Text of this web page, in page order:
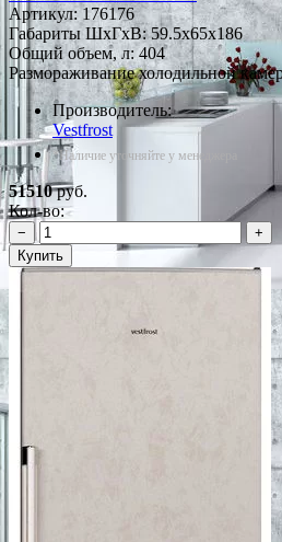
Артикул: 176176
Габариты ШxГxВ: 59.5x65x186
Общий объем, л: 404
Размораживание холодильной
Производитель:
Vestfrost
*Наличие уточняйте у менеджера
51510руб.
Кол-во:
−
+
Купить